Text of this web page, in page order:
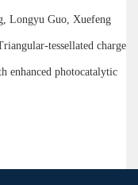
Longyu Guo, Xuefeng
tessellated charge
enhanced photocatalytic